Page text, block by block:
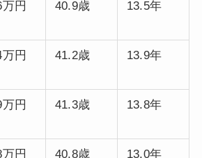
円 40.9歳 13.5年
円 41.2歳 13.9年
円 41.3歳 13.8年
円 40.8歳 13.0年